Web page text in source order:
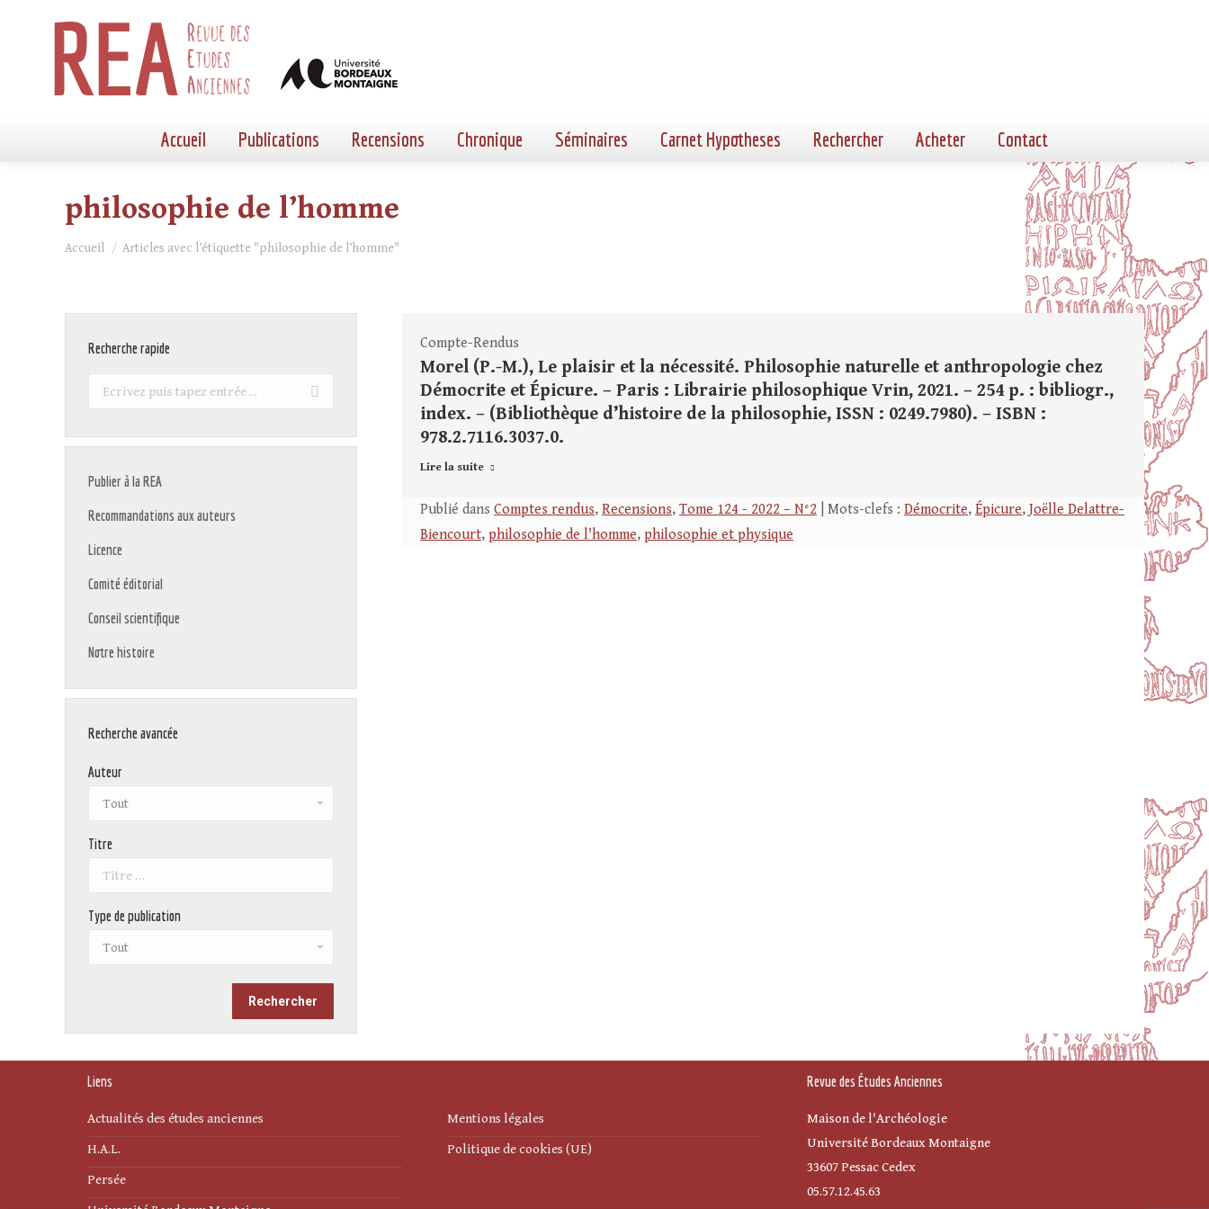
Accueil Publications Recensions Chronique Séminaires Carnet Hypotheses Rechercher Acheter Contact
philosophie de l’homme
Vous êtes ici :
Accueil Articles avec l’étiquette "philosophie de l’homme"
Compte-Rendus
Morel (P.-M.), Le plaisir et la nécessité. Philosophie naturelle et anthropologie chez
Démocrite et Épicure. – Paris : Librairie philosophique Vrin, 2021. – 254 p. : bibliogr.,
index. – (Bibliothèque d’histoire de la philosophie, ISSN : 0249.7980). – ISBN :
978.2.7116.3037.0.
Lire la suite
Publié dans Comptes rendus, Recensions, Tome 124 - 2022 – N°2 | Mots-clefs : Démocrite, Épicure, Joëlle Delattre-
Biencourt, philosophie de l'homme, philosophie et physique
Recherche rapide
Recherche
Publier à la REA
Recommandations aux auteurs
Licence
Comité éditorial
Conseil scientifique
Notre histoire
Recherche avancée
Auteur
Titre
Type de publication
Liens
Actualités des études anciennes
H.A.L.
Persée
Mentions légales
Politique de cookies (UE)
Revue des Études Anciennes
Maison de l'Archéologie
Université Bordeaux Montaigne
33607 Pessac Cedex
05.57.12.45.63